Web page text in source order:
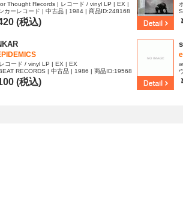
Thought Records | レコード / vinyl LP | EX |
カーレコード | 中古品 | 1984 | 商品ID:248168
(税込)
コード / vinyl LP | EX | EX
RECORDS | 中古品 | 1986 | 商品ID:19568
(税込)